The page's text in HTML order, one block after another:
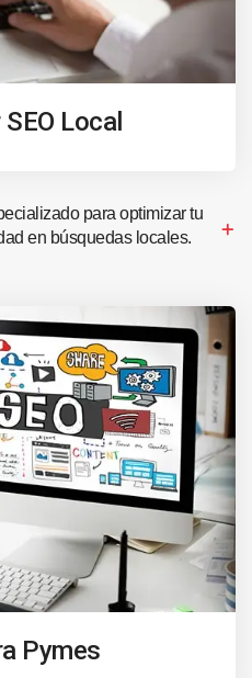
Local
para optimizar tu
en búsquedas locales.
Pymes